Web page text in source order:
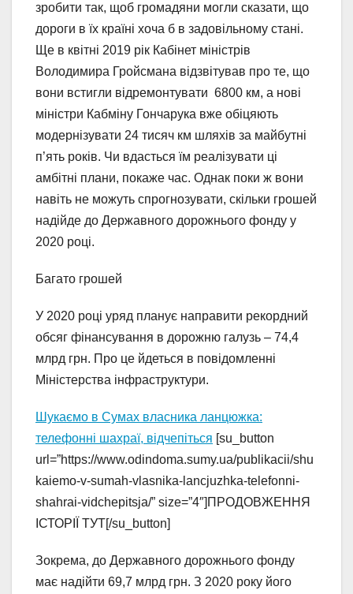
зробити так, щоб громадяни могли сказати, що
дороги в їх країні хоча б в задовільному стані.
Ще в квітні 2019 рік Кабінет міністрів
Володимира Гройсмана відзвітував про те, що
вони встигли відремонтувати 6800 км, а нові
міністри Кабміну Гончарука вже обіцяють
модернізувати 24 тисяч км шляхів за майбутні
п’ять років. Чи вдасться їм реалізувати ці
амбітні плани, покаже час. Однак поки ж вони
навіть не можуть спрогнозувати, скільки грошей
надійде до Державного дорожнього фонду у
2020 році.
Багато грошей
У 2020 році уряд планує направити рекордний
обсяг фінансування в дорожню галузь – 74,4
млрд грн. Про це йдеться в повідомленні
Міністерства інфраструктури.
Шукаємо в Сумах власника ланцюжка:
телефонні шахраї, відчепіться [su_button
url=”https://www.odindoma.sumy.ua/publikacii/shu
kaiemo-v-sumah-vlasnika-lancjuzhka-telefonni-
shahrai-vidchepitsja/” size=”4″]ПРОДОВЖЕННЯ
ІСТОРІЇ ТУТ[/su_button]
Зокрема, до Державного дорожнього фонду
має надійти 69,7 млрд грн. З 2020 року його